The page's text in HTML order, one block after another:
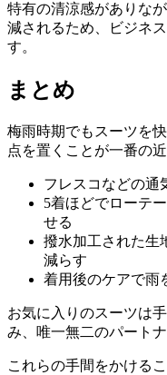
特有の清涼感がありな
減されるため、ビジネ
す。
まとめ
梅雨時期でもスーツを
点を置くことが一番の近
フレスコなどの通
5着ほどでローテ
せる
撥水加工された生
減らす
着用後のケアで雨
お気に入りのスーツは
み、唯一無二のパート
これらの手間をかける